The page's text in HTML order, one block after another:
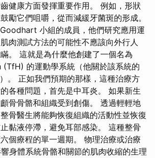
健康方面發揮重要作用。 例如，形狀
勵它們咀嚼，從而減緩牙菌斑的形成。
小組的成員，他們研究應用運
肉測試方法的可能性不應該向外行人
瞞。 這就是為什麼他創建了一個名為
的運動學系統（他關於該系統的
。 正如我們預期的那樣，這種治療方
各種問題，首先是中耳炎。 如果新生
骨骨骼和組織受到創傷。 透過輕輕地
骨醫生將能夠恢復組織的活動性並恢復
黏液停滯，避免耳部感染。 這種整骨
個療程的單一週期。 物理治療或治療
身體系統骨骼和關節的肌肉收縮的生理